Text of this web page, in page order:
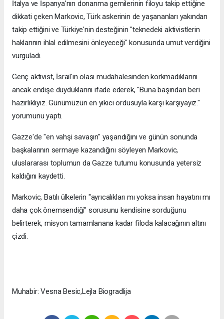
İtalya ve İspanya'nın donanma gemilerinin filoyu takip ettiğine
dikkati çeken Markovic, Türk askerinin de yaşananları yakından
takip ettiğini ve Türkiye'nin desteğinin "teknedeki aktivistlerin
haklarının ihlal edilmesini önleyeceği" konusunda umut verdiğini
vurguladı.
Genç aktivist, İsrail'in olası müdahalesinden korkmadıklarını
ancak endişe duyduklarını ifade ederek, "Buna başından beri
hazırlıklıyız. Günümüzün en yıkıcı ordusuyla karşı karşıyayız."
yorumunu yaptı.
Gazze'de "en vahşi savaşın" yaşandığını ve günün sonunda
başkalarının sermaye kazandığını söyleyen Markovic,
uluslararası toplumun da Gazze tutumu konusunda yetersiz
kaldığını kaydetti.
Markovic, Batılı ülkelerin "ayrıcalıkları mı yoksa insan hayatını mı
daha çok önemsendiği" sorusunu kendisine sorduğunu
belirterek, misyon tamamlanana kadar filoda kalacağının altını
çizdi.
Muhabir: Vesna Besic,Lejla Biogradlija